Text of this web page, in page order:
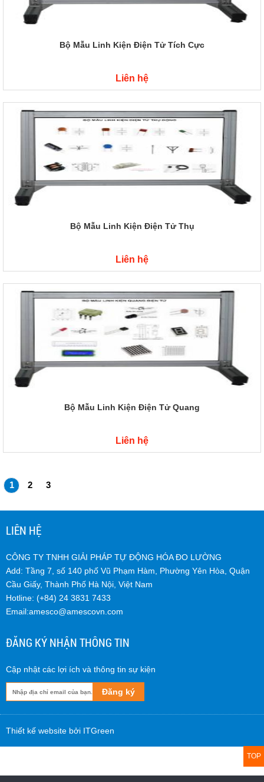
Bộ Mẫu Linh Kiện Điện Tử Tích Cực
Liên hệ
Bộ Mẫu Linh Kiện Điện Tử Thụ
Liên hệ
Bộ Mẫu Linh Kiện Điện Tử Quang
Liên hệ
1 2 3
LIÊN HỆ
CÔNG TY TNHH GIẢI PHÁP TỰ ĐỘNG HÓA ĐO LƯỜNG
Add: Tầng 7, số 140 phố Vũ Phạm Hàm, Phường Yên Hòa, Quận
Cầu Giấy, Thành Phố Hà Nội, Việt Nam
Hotline: (+84) 24 3831 7433
Email:amesco@amescovn.com
ĐĂNG KÝ NHẬN THÔNG TIN
Cập nhật các lợi ích và thông tin sự kiện
Đăng ký
Thiết kế website bởi ITGreen
TOP